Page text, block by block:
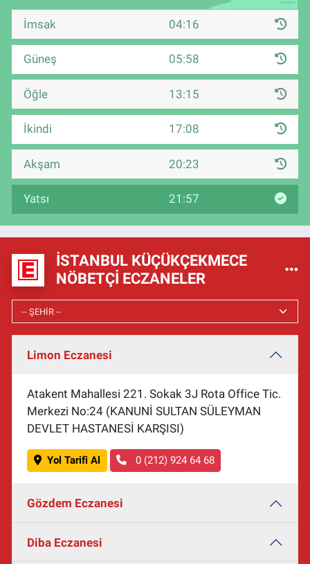
İmsak 04:16
Güneş 05:58
Öğle 13:15
İkindi 17:08
Akşam 20:23
Yatsı 21:57
İSTANBUL KÜÇÜKÇEKMECE
NÖBETÇI ECZANELER
Limon Eczanesi
Atakent Mahallesi 221. Sokak 3J Rota Office Tic.
Merkezi No:24 (KANUNİ SULTAN SÜLEYMAN
DEVLET HASTANESİ KARŞISI)
Yol Tarifi Al 0 (212) 924 64 68
Gözdem Eczanesi
Diba Eczanesi